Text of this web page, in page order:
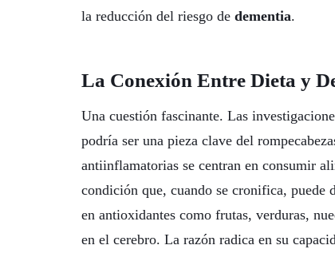
la reducción del riesgo de dementia.
La Conexión Entre Dieta y
Una cuestión fascinante. Las
podría ser una pieza clave del
antiinflamatorias se centran en consumir
condición que, cuando se cronifica, puede
en antioxidantes como frutas, verduras,
en el cerebro. La razón radica en su